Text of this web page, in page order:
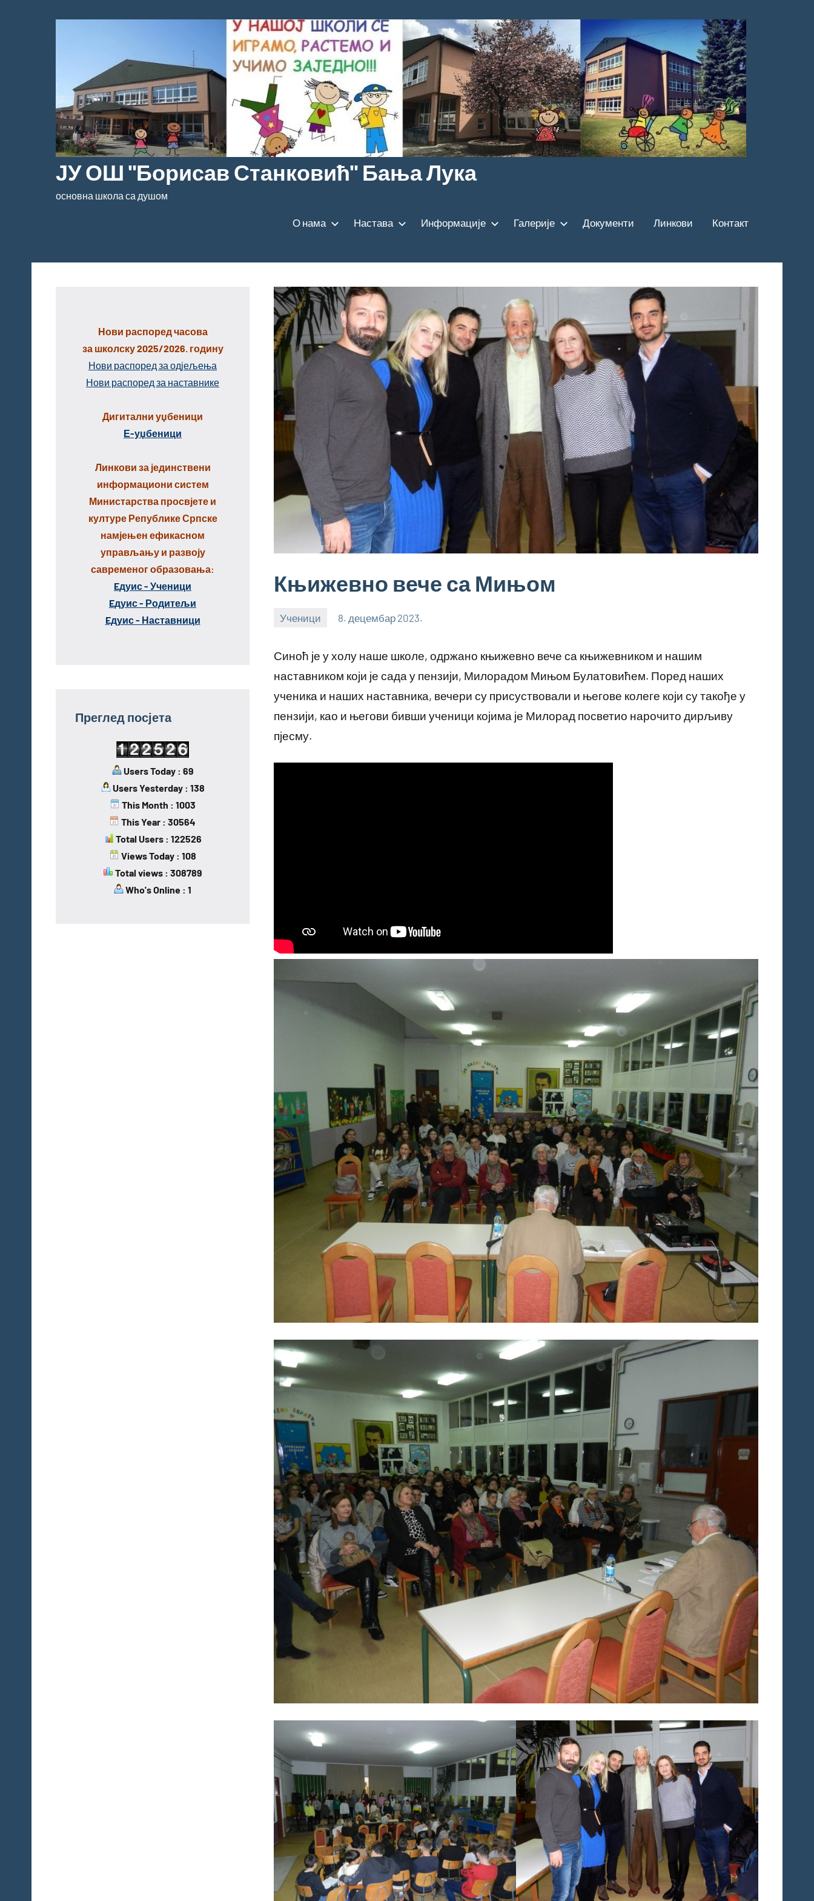
ЈУ ОШ "Борисав Станковић" Бања Лука
основна школа са душом
О нама Настава Информације Галерије Документи Линкови Контакт
Књижевно вече са Мињом
Ученици 8. децембар 2023.
bstankovic
Синоћ је у холу наше школе, одржано књижевно вече са књижевником и нашим
наставником који је сада у пензији, Милорадом Мињом Булатовићем. Поред наших
ученика и наших наставника, вечери су присуствовали и његове колеге који су такође у
пензији, као и његови бивши ученици којима је Милорад посветио нарочито дирљиву
пјесму.
Нови распоред часова
за школску 2025/2026. годину
Нови распоред за одјељења
Нови распоред за наставнике
Дигитални уџбеници
Е-уџбеници
Линкови за јединствени
информациони систем
Министарства просвјете и
културе Републике Српске
намјењен ефикасном
управљању и развоју
савременог образовања:
Eдуис - Ученици
Eдуис - Родитељи
Eдуис - Наставници
Преглед посјета
Users Today : 69
Users Yesterday : 138
This Month : 1003
This Year : 30564
Total Users : 122526
Views Today : 108
Total views : 308789
Who's Online : 1